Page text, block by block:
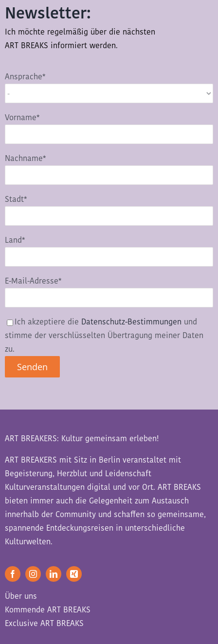
Newsletter:
Ich möchte regelmäßig über die nächsten
ART BREAKS informiert werden.
Ansprache*
Vorname*
Nachname*
Stadt*
Land*
E-Mail-Adresse*
Ich akzeptiere die Datenschutz-Bestimmungen und
stimme der verschlüsselten Übertragung meiner Daten
zu.
ART BREAKERS: Kultur gemeinsam erleben!
ART BREAKERS mit Sitz in Berlin veranstaltet mit
Begeisterung, Herzblut und Leidenschaft
Kulturveranstaltungen digital und vor Ort. ART BREAKS
bieten immer auch die Gelegenheit zum Austausch
innerhalb der Community und schaffen so gemeinsame,
spannende Entdeckungsreisen in unterschiedliche
Kulturwelten.
Über uns
Kommende ART BREAKS
Exclusive ART BREAKS